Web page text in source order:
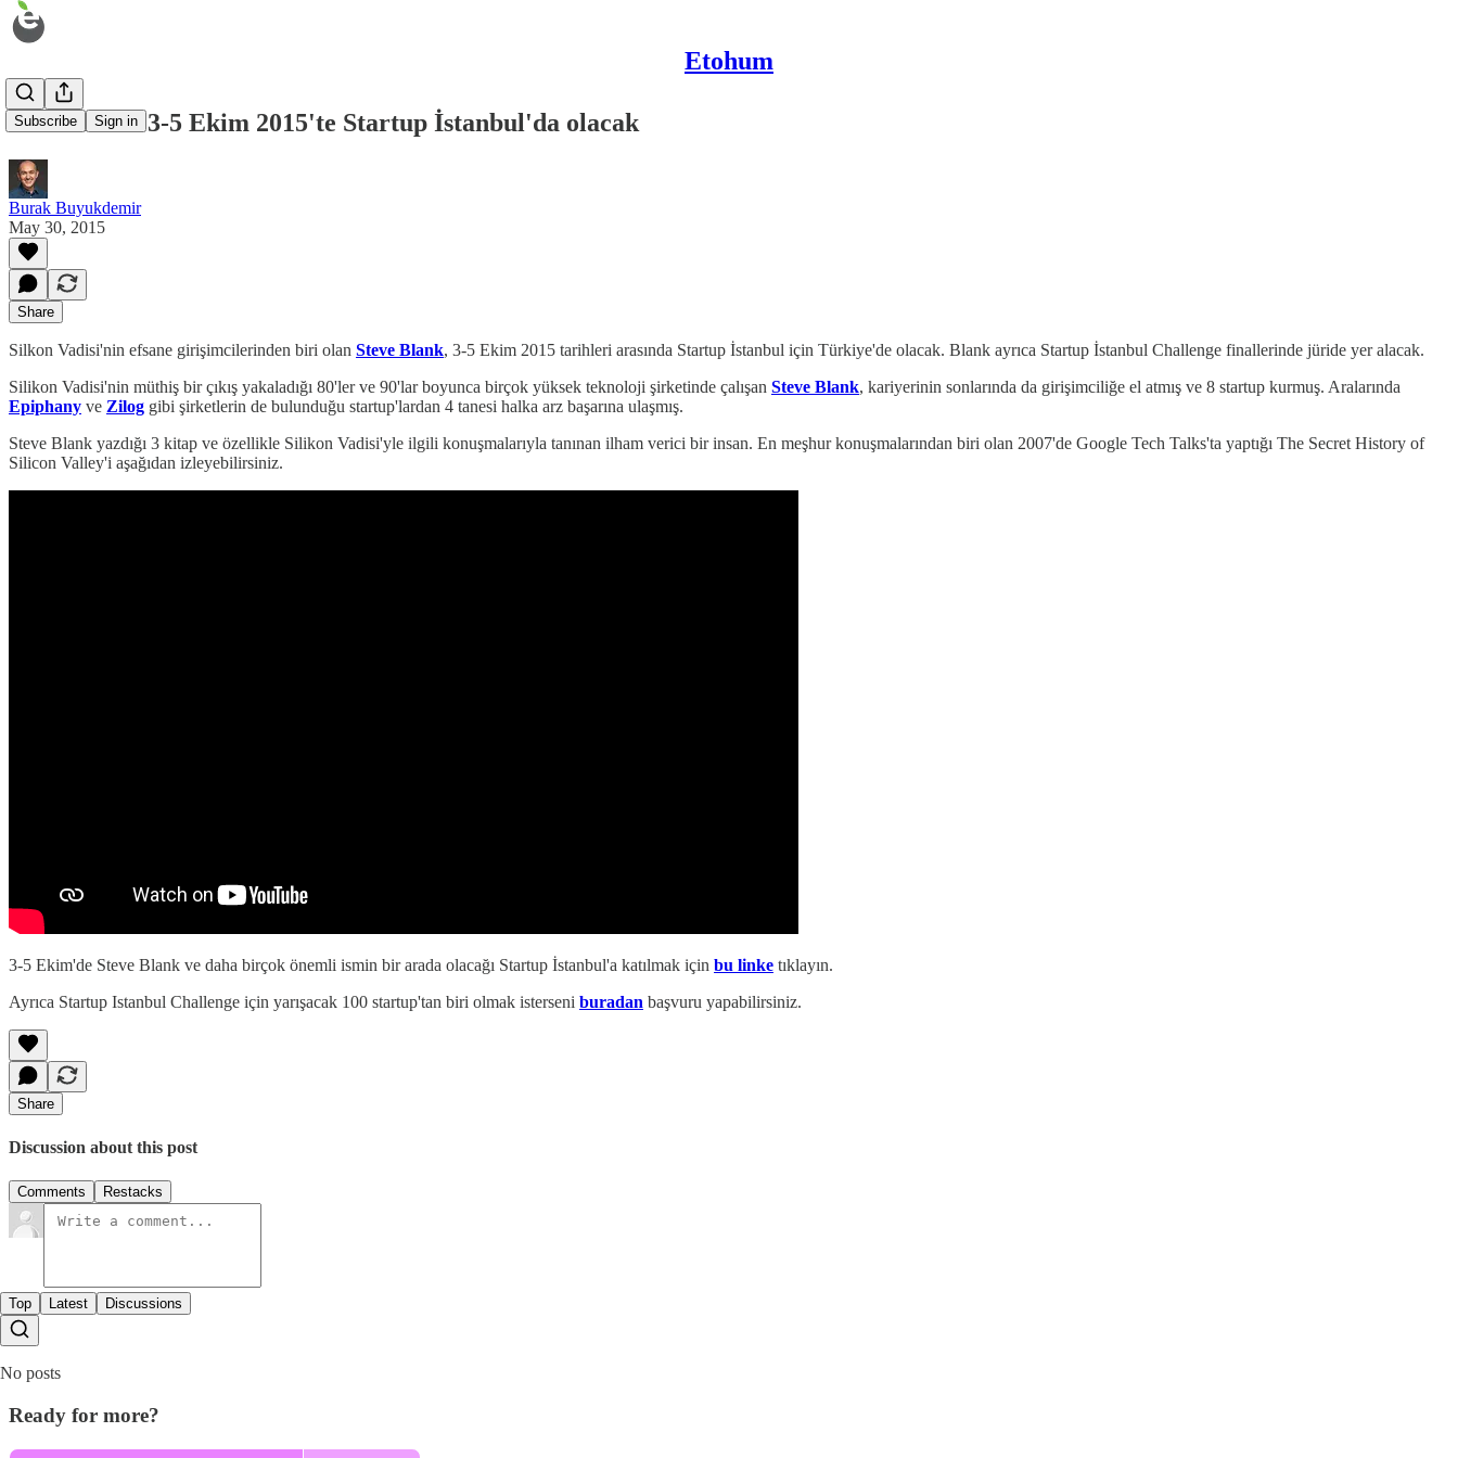
Etohum
Subscribe Sign in
Steve Blank 3-5 Ekim 2015'te Startup İstanbul'da olacak
Burak Buyukdemir
May 30, 2015
Share
Silkon Vadisi'nin efsane girişimcilerinden biri olan Steve Blank, 3-5 Ekim 2015 tarihleri arasında Startup İstanbul için Türkiye'de olacak. Blank ayrıca Startup İstanbul Challenge finallerinde jüride yer alacak.
Silikon Vadisi'nin müthiş bir çıkış yakaladığı 80'ler ve 90'lar boyunca birçok yüksek teknoloji şirketinde çalışan Steve Blank, kariyerinin sonlarında da girişimciliğe el atmış ve 8 startup kurmuş. Aralarında
Epiphany ve Zilog gibi şirketlerin de bulunduğu startup'lardan 4 tanesi halka arz başarına ulaşmış.
Steve Blank yazdığı 3 kitap ve özellikle Silikon Vadisi'yle ilgili konuşmalarıyla tanınan ilham verici bir insan. En meşhur konuşmalarından biri olan 2007'de Google Tech Talks'ta yaptığı The Secret History of
Silicon Valley'i aşağıdan izleyebilirsiniz.
3-5 Ekim'de Steve Blank ve daha birçok önemli ismin bir arada olacağı Startup İstanbul'a katılmak için bu linke tıklayın.
Ayrıca Startup Istanbul Challenge için yarışacak 100 startup'tan biri olmak isterseni buradan başvuru yapabilirsiniz.
Share
Discussion about this post
Comments Restacks
Top Latest Discussions
No posts
Ready for more?